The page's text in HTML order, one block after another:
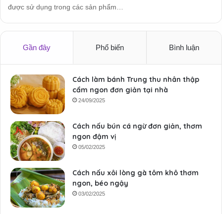
được sử dụng trong các sản phẩm…
Gần đây Phổ biến Bình luận
Cách làm bánh Trung thu nhân thập
cẩm ngon đơn giản tại nhà
24/09/2025
Cách nấu bún cá ngừ đơn giản, thơm
ngon đậm vị
05/02/2025
Cách nấu xôi lòng gà tôm khô thơm
ngon, béo ngậy
03/02/2025